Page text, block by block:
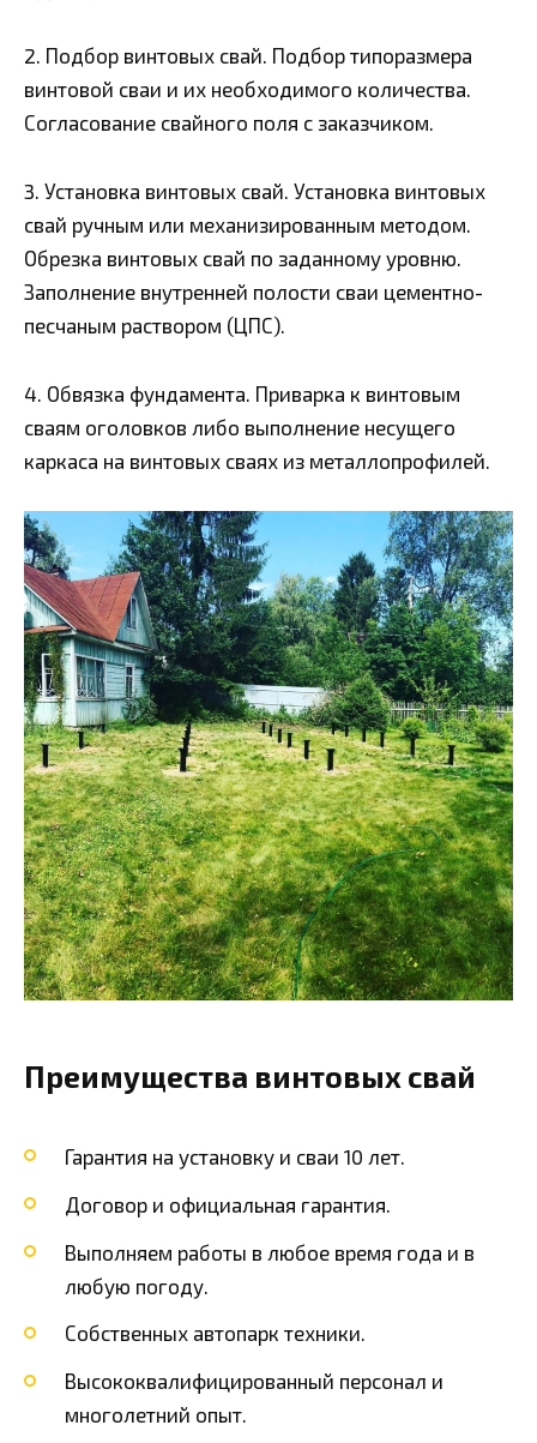
2. Подбор винтовых свай. Подбор типоразмера
винтовой сваи и их необходимого количества.
Согласование свайного поля с заказчиком.
3. Установка винтовых свай. Установка винтовых
свай ручным или механизированным методом.
Обрезка винтовых свай по заданному уровню.
Заполнение внутренней полости сваи цементно-
песчаным раствором (ЦПС).
4. Обвязка фундамента. Приварка к винтовым
сваям оголовков либо выполнение несущего
каркаса на винтовых сваях из металлопрофилей.
Преимущества винтовых свай
Гарантия на установку и сваи 10 лет.
Договор и официальная гарантия.
Выполняем работы в любое время года и в
любую погоду.
Собственных автопарк техники.
Высококвалифицированный персонал и
многолетний опыт.